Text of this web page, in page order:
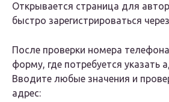
Открывается страница для
быстро зарегистрироваться
После проверки номера
форму, где потребуется указать
Вводите любые значения и
адрес: